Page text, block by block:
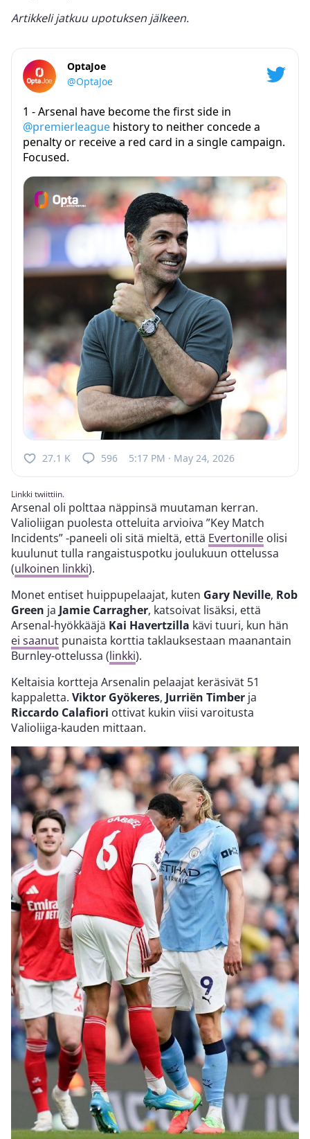
Artikkeli jatkuu upotuksen jälkeen.
OptaJoe
@OptaJoe
1 - Arsenal have become the first side in
@premierleague history to neither concede a
penalty or receive a red card in a single campaign.
Focused.
27.1 K 596 5:17 PM · May 24, 2026
Linkki twiittiin.
Arsenal oli polttaa näppinsä muutaman kerran.
Valioliigan puolesta otteluita arvioiva ”Key Match
Incidents” -paneeli oli sitä mieltä, että Evertonille olisi
kuulunut tulla rangaistuspotku joulukuun ottelussa
(ulkoinen linkki).
Monet entiset huippupelaajat, kuten Gary Neville, Rob
Green ja Jamie Carragher, katsoivat lisäksi, että
Arsenal-hyökkääjä Kai Havertzilla kävi tuuri, kun hän
ei saanut punaista korttia taklauksestaan maanantain
Burnley-ottelussa (linkki).
Keltaisia kortteja Arsenalin pelaajat keräsivät 51
kappaletta. Viktor Gyökeres, Jurriën Timber ja
Riccardo Calafiori ottivat kukin viisi varoitusta
Valioliiga-kauden mittaan.